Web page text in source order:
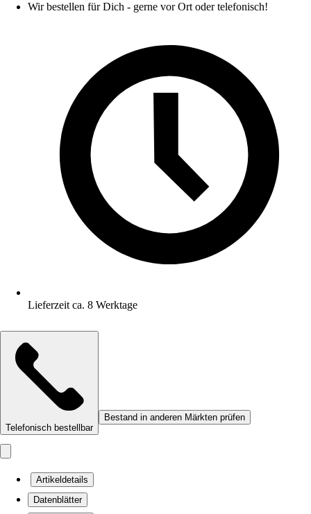
Wir bestellen für Dich - gerne vor Ort oder telefonisch!
Lieferzeit ca. 8 Werktage
Telefonisch bestellbar
Bestand in anderen Märkten prüfen
Artikeldetails
Datenblätter